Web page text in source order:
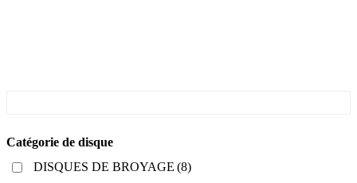
Catégorie de disque
DISQUES DE BROYAGE (8)